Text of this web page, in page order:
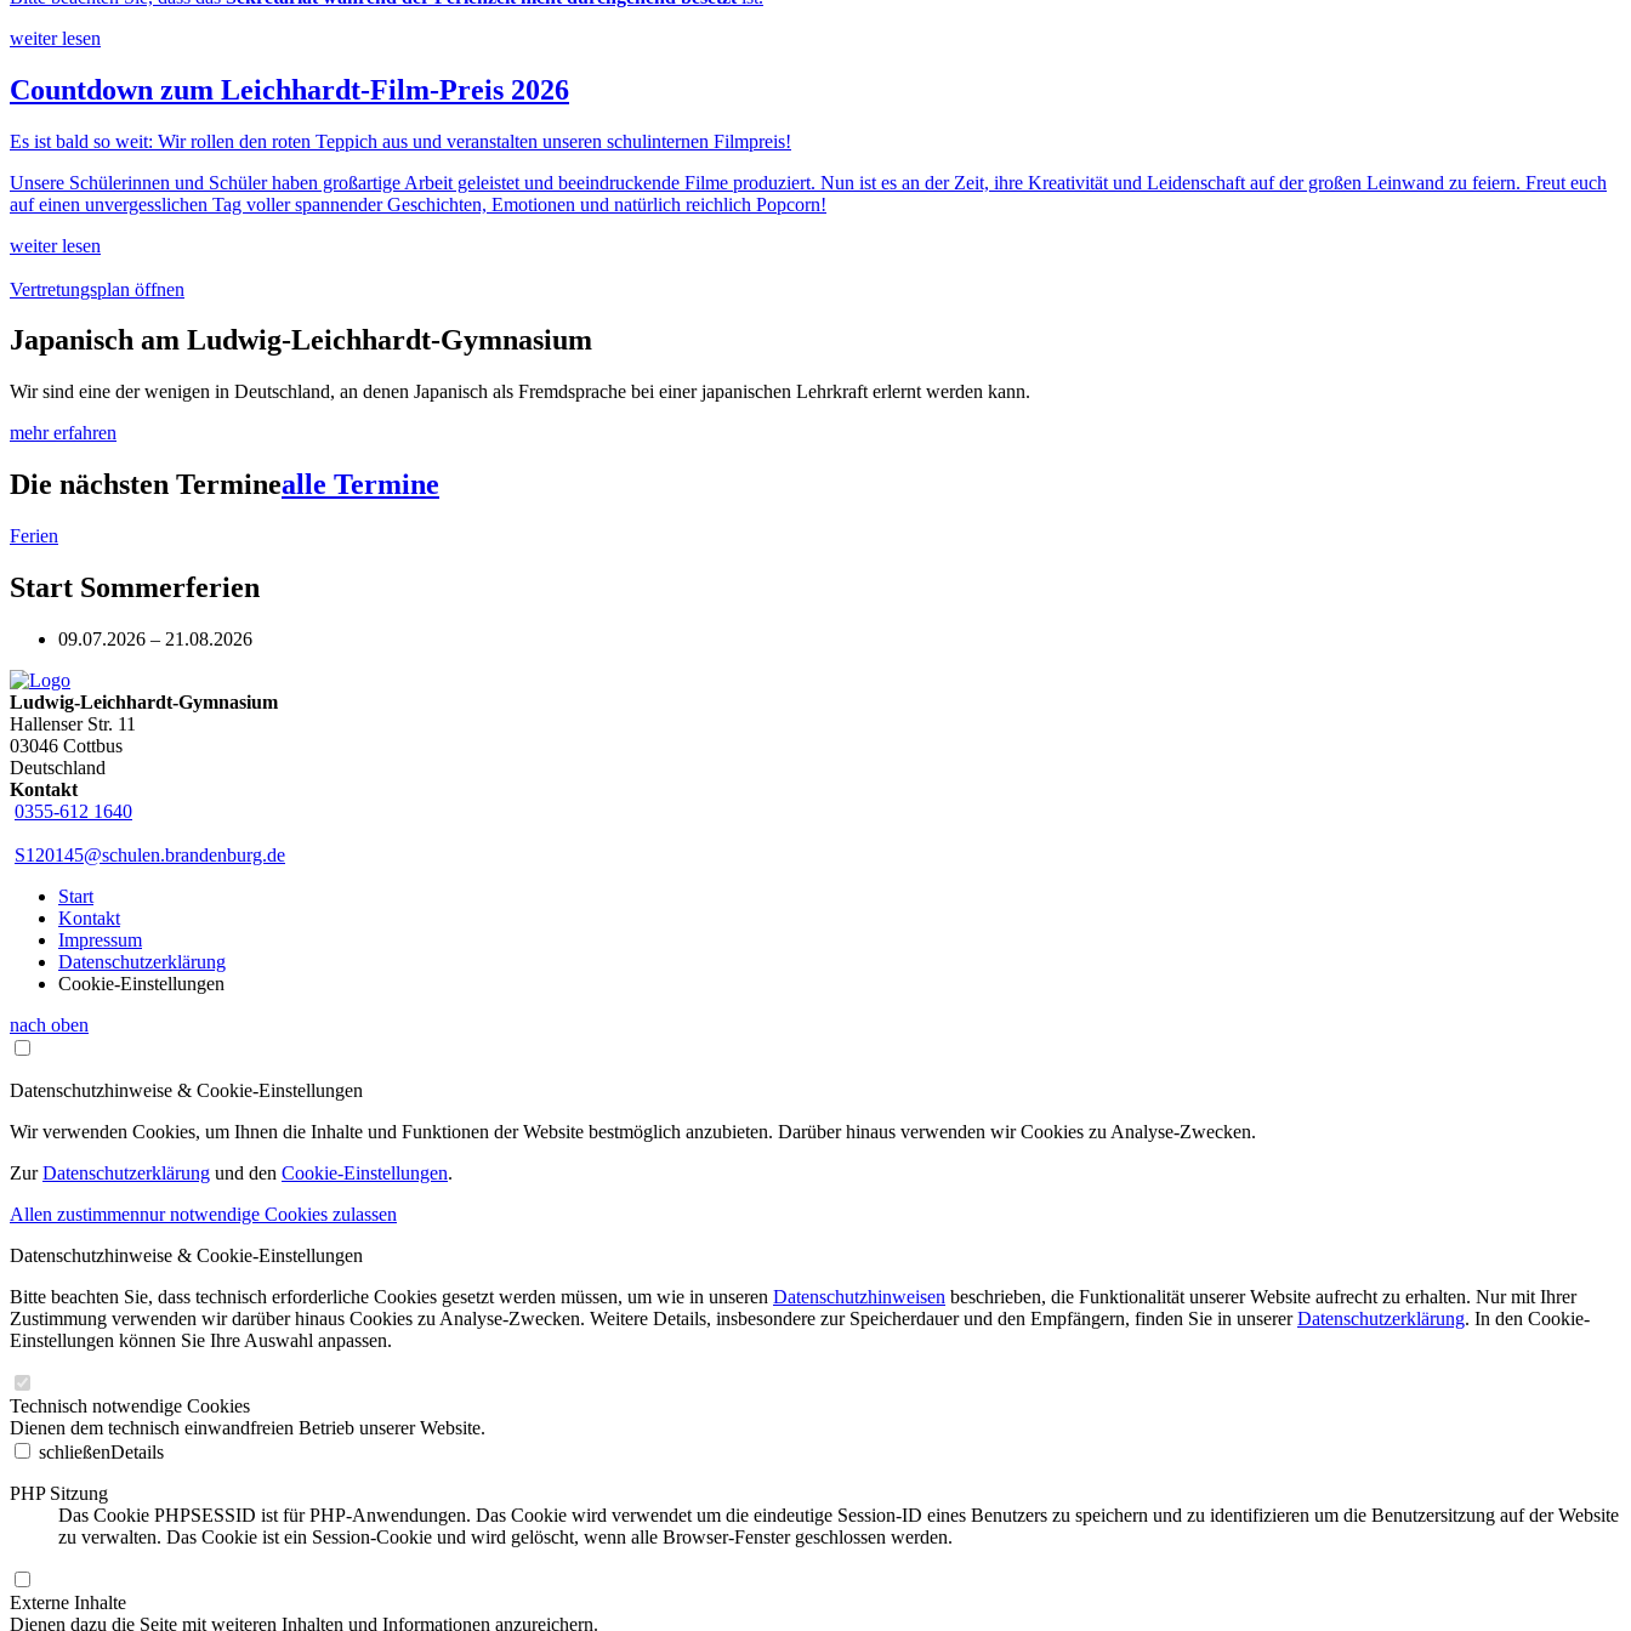
weiter lesen
Countdown zum Leichhardt-Film-Preis 2026
Es ist bald so weit: Wir rollen den roten Teppich aus und veranstalten unseren schulinternen Filmpreis!
Unsere Schülerinnen und Schüler haben großartige Arbeit geleistet und beeindruckende Filme produziert. Nun ist es an der Zeit, ihre Kreativität und Leidenschaft auf der großen Leinwand zu feiern. Freut euch
auf einen unvergesslichen Tag voller spannender Geschichten, Emotionen und natürlich reichlich Popcorn!
weiter lesen
Vertretungsplan öffnen
Japanisch am Ludwig-Leichhardt-Gymnasium
Wir sind eine der wenigen in Deutschland, an denen Japanisch als Fremdsprache bei einer japanischen Lehrkraft erlernt werden kann.
mehr erfahren
Die nächsten Terminealle Termine
Ferien
Start Sommerferien
09.07.2026 – 21.08.2026
Ludwig-Leichhardt-Gymnasium
Hallenser Str. 11
03046 Cottbus
Deutschland
Kontakt
0355-612 1640
S120145@schulen.brandenburg.de
Start
Kontakt
Impressum
Datenschutzerklärung
Cookie-Einstellungen
nach oben
Datenschutzhinweise & Cookie-Einstellungen
Wir verwenden Cookies, um Ihnen die Inhalte und Funktionen der Website bestmöglich anzubieten. Darüber hinaus verwenden wir Cookies zu Analyse-Zwecken.
ZurDatenschutzerklärung und den Cookie-Einstellungen.
Allen zustimmennur notwendige Cookies zulassen
Datenschutzhinweise & Cookie-Einstellungen
Bitte beachten Sie, dass technisch erforderliche Cookies gesetzt werden müssen, um wie in unseren Datenschutzhinweisen beschrieben, die Funktionalität unserer Website aufrecht zu erhalten. Nur mit Ihrer
Zustimmung verwenden wir darüber hinaus Cookies zu Analyse-Zwecken. Weitere Details, insbesondere zur Speicherdauer und den Empfängern, finden Sie in unsererDatenschutzerklärung. In den Cookie-
Einstellungen können Sie Ihre Auswahl anpassen.
Technisch notwendige Cookies
Dienen dem technisch einwandfreien Betrieb unserer Website.
schließenDetails
PHP Sitzung
Das Cookie PHPSESSID ist für PHP-Anwendungen. Das Cookie wird verwendet um die eindeutige Session-ID eines Benutzers zu speichern und zu identifizieren um die Benutzersitzung auf der Website
zu verwalten. Das Cookie ist ein Session-Cookie und wird gelöscht, wenn alle Browser-Fenster geschlossen werden.
Externe Inhalte
Dienen dazu die Seite mit weiteren Inhalten und Informationen anzureichern.